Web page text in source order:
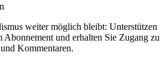
weiter möglich bleibt: Unterstützen
Abonnement und erhalten Sie Zugang zu
Kommentaren.